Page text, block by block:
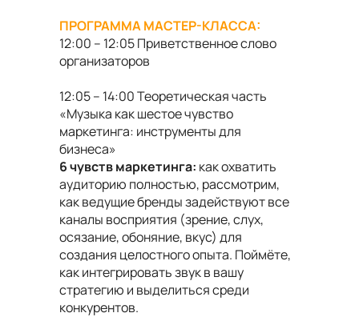
ПРОГРАММА МАСТЕР-КЛАССА:
12:00 – 12:05 Приветственное слово
организаторов
12:05 – 14:00 Теоретическая часть
«Музыка как шестое чувство
маркетинга: инструменты для
бизнеса»
6 чувств маркетинга: как охватить
аудиторию полностью, рассмотрим,
как ведущие бренды задействуют все
каналы восприятия (зрение, слух,
осязание, обоняние, вкус) для
создания целостного опыта. Поймёте,
как интегрировать звук в вашу
стратегию и выделиться среди
конкурентов.